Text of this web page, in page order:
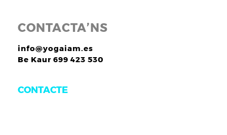
CONTACTA’NS
info@yogaiam.es
Be Kaur 699 423 530
CONTACTE